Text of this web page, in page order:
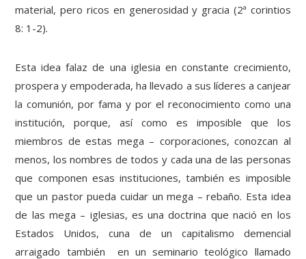
material, pero ricos en generosidad y gracia (2ª corintios
8: 1-2).
Esta idea falaz de una iglesia en constante crecimiento,
prospera y empoderada, ha llevado a sus líderes a canjear
la comunión, por fama y por el reconocimiento como una
institución, porque, así como es imposible que los
miembros de estas mega – corporaciones, conozcan al
menos, los nombres de todos y cada una de las personas
que componen esas instituciones, también es imposible
que un pastor pueda cuidar un mega – rebaño. Esta idea
de las mega – iglesias, es una doctrina que nació en los
Estados Unidos, cuna de un capitalismo demencial
arraigado también en un seminario teológico llamado